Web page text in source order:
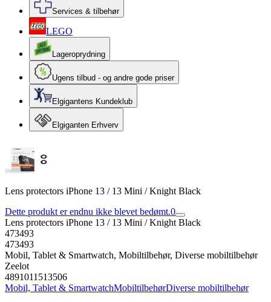
Services & tilbehør
LEGO
Lageroprydning
Ugens tilbud - og andre gode priser
Elgigantens Kundeklub
Elgiganten Erhverv
Lens protectors iPhone 13 / 13 Mini / Knight Black
Dette produkt er endnu ikke blevet bedømt.0
Lens protectors iPhone 13 / 13 Mini / Knight Black
473493
473493
Mobil, Tablet & Smartwatch, Mobiltilbehør, Diverse mobiltilbehør
Zeelot
4891011513506
Mobil, Tablet & SmartwatchMobiltilbehørDiverse mobiltilbehør